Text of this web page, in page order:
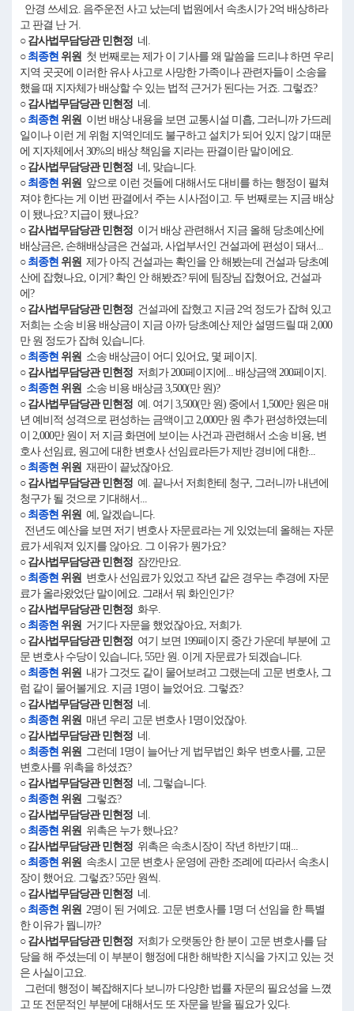
안경 쓰세요. 음주운전 사고 났는데 법원에서 속초시가 2억 배상하라
고 판결 난 거.
○ 감사법무담당관 민현정 네.
○ 최종현 위원 첫 번째로는 제가 이 기사를 왜 말씀을 드리냐 하면 우리
지역 곳곳에 이러한 유사 사고로 사망한 가족이나 관련자들이 소송을
했을 때 지자체가 배상할 수 있는 법적 근거가 된다는 거죠. 그렇죠?
○ 감사법무담당관 민현정 네.
○ 최종현 위원 이번 배상 내용을 보면 교통시설 미흡, 그러니까 가드레
일이나 이런 게 위험 지역인데도 불구하고 설치가 되어 있지 않기 때문
에 지자체에서 30%의 배상 책임을 지라는 판결이란 말이에요.
○ 감사법무담당관 민현정 네, 맞습니다.
○ 최종현 위원 앞으로 이런 것들에 대해서도 대비를 하는 행정이 펼쳐
져야 한다는 게 이번 판결에서 주는 시사점이고. 두 번째로는 지금 배상
이 됐나요? 지급이 됐나요?
○ 감사법무담당관 민현정 이거 배상 관련해서 지금 올해 당초예산에
배상금은, 손해배상금은 건설과, 사업부서인 건설과에 편성이 돼서...
○ 최종현 위원 제가 아직 건설과는 확인을 안 해봤는데 건설과 당초예
산에 잡혔나요, 이게? 확인 안 해봤죠? 뒤에 팀장님 잡혔어요, 건설과
에?
○ 감사법무담당관 민현정 건설과에 잡혔고 지금 2억 정도가 잡혀 있고
저희는 소송 비용 배상금이 지금 아까 당초예산 제안 설명드릴 때 2,000
만 원 정도가 잡혀 있습니다.
○ 최종현 위원 소송 배상금이 어디 있어요, 몇 페이지.
○ 감사법무담당관 민현정 저희가 200페이지에... 배상금액 200페이지.
○ 최종현 위원 소송 비용 배상금 3,500(만 원)?
○ 감사법무담당관 민현정 예. 여기 3,500(만 원) 중에서 1,500만 원은 매
년 예비적 성격으로 편성하는 금액이고 2,000만 원 추가 편성하였는데
이 2,000만 원이 저 지금 화면에 보이는 사건과 관련해서 소송 비용, 변
호사 선임료, 원고에 대한 변호사 선임료라든가 제반 경비에 대한...
○ 최종현 위원 재판이 끝났잖아요.
○ 감사법무담당관 민현정 예. 끝나서 저희한테 청구, 그러니까 내년에
청구가 될 것으로 기대해서...
○ 최종현 위원 예, 알겠습니다.
전년도 예산을 보면 저기 변호사 자문료라는 게 있었는데 올해는 자문
료가 세워져 있지를 않아요. 그 이유가 뭔가요?
○ 감사법무담당관 민현정 잠깐만요.
○ 최종현 위원 변호사 선임료가 있었고 작년 같은 경우는 추경에 자문
료가 올라왔었단 말이에요. 그래서 뭐 화인인가?
○ 감사법무담당관 민현정 화우.
○ 최종현 위원 거기다 자문을 했었잖아요, 저희가.
○ 감사법무담당관 민현정 여기 보면 199페이지 중간 가운데 부분에 고
문 변호사 수당이 있습니다, 55만 원. 이게 자문료가 되겠습니다.
○ 최종현 위원 내가 그것도 같이 물어보려고 그랬는데 고문 변호사, 그
럼 같이 물어볼게요. 지금 1명이 늘었어요. 그렇죠?
○ 감사법무담당관 민현정 네.
○ 최종현 위원 매년 우리 고문 변호사 1명이었잖아.
○ 감사법무담당관 민현정 네.
○ 최종현 위원 그런데 1명이 늘어난 게 법무법인 화우 변호사를, 고문
변호사를 위촉을 하셨죠?
○ 감사법무담당관 민현정 네, 그렇습니다.
○ 최종현 위원 그렇죠?
○ 감사법무담당관 민현정 네.
○ 최종현 위원 위촉은 누가 했나요?
○ 감사법무담당관 민현정 위촉은 속초시장이 작년 하반기 때...
○ 최종현 위원 속초시 고문 변호사 운영에 관한 조례에 따라서 속초시
장이 했어요. 그렇죠? 55만 원씩.
○ 감사법무담당관 민현정 네.
○ 최종현 위원 2명이 된 거예요. 고문 변호사를 1명 더 선임을 한 특별
한 이유가 뭡니까?
○ 감사법무담당관 민현정 저희가 오랫동안 한 분이 고문 변호사를 담
당을 해 주셨는데 이 부분이 행정에 대한 해박한 지식을 가지고 있는 것
은 사실이고요.
그런데 행정이 복잡해지다 보니까 다양한 법률 자문의 필요성을 느꼈
고 또 전문적인 부분에 대해서도 또 자문을 받을 필요가 있다.